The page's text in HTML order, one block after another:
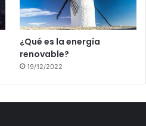
¿Qué es la energía
renovable?
19/12/2022